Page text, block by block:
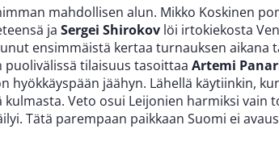
mahdollisen alun. Mikko Koskinen
ja Sergei Shirokov löi irtokiekosta
ensimmäistä kertaa turnauksen aikana
puolivälissä tilaisuus tasoittaa Artemi
hyökkäyspään jäähyn. Lähellä käytiinkin,
kulmasta. Veto osui Leijonien harmiksi vain
Tätä parempaan paikkaan Suomi ei